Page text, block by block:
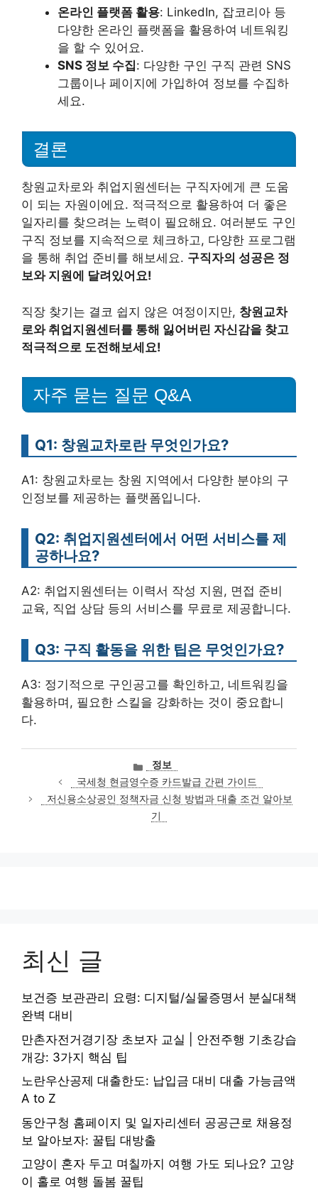
온라인 플랫폼 활용: LinkedIn, 잡코리아 등
다양한 온라인 플랫폼을 활용하여 네트워킹
을 할 수 있어요.
SNS 정보 수집: 다양한 구인 구직 관련 SNS
그룹이나 페이지에 가입하여 정보를 수집하
세요.
결론
창원교차로와 취업지원센터는 구직자에게 큰 도움
이 되는 자원이에요. 적극적으로 활용하여 더 좋은
일자리를 찾으려는 노력이 필요해요. 여러분도 구인
구직 정보를 지속적으로 체크하고, 다양한 프로그램
을 통해 취업 준비를 해보세요. 구직자의 성공은 정
보와 지원에 달려있어요!
직장 찾기는 결코 쉽지 않은 여정이지만, 창원교차
로와 취업지원센터를 통해 잃어버린 자신감을 찾고
적극적으로 도전해보세요!
자주 묻는 질문 Q&A
Q1: 창원교차로란 무엇인가요?
A1: 창원교차로는 창원 지역에서 다양한 분야의 구
인정보를 제공하는 플랫폼입니다.
Q2: 취업지원센터에서 어떤 서비스를 제
공하나요?
A2: 취업지원센터는 이력서 작성 지원, 면접 준비
교육, 직업 상담 등의 서비스를 무료로 제공합니다.
Q3: 구직 활동을 위한 팁은 무엇인가요?
A3: 정기적으로 구인공고를 확인하고, 네트워킹을
활용하며, 필요한 스킬을 강화하는 것이 중요합니
다.
카
테
고
리
정보
국세청 현금영수증 카드발급 간편 가이드
저신용소상공인 정책자금 신청 방법과 대출 조건 알아보
기
최신 글
보건증 보관관리 요령: 디지털/실물증명서 분실대책
완벽 대비
만촌자전거경기장 초보자 교실 | 안전주행 기초강습
개강: 3가지 핵심 팁
노란우산공제 대출한도: 납입금 대비 대출 가능금액
A to Z
동안구청 홈페이지 및 일자리센터 공공근로 채용정
보 알아보자: 꿀팁 대방출
고양이 혼자 두고 며칠까지 여행 가도 되나요? 고양
이 홀로 여행 돌봄 꿀팁